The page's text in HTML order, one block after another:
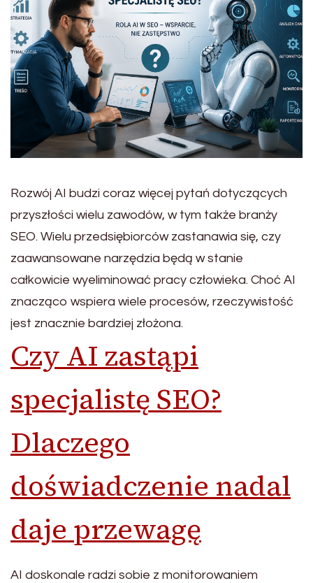
Rozwój AI budzi coraz więcej pytań dotyczących
przyszłości wielu zawodów, w tym także branży
SEO. Wielu przedsiębiorców zastanawia się, czy
zaawansowane narzędzia będą w stanie
całkowicie wyeliminować pracy człowieka. Choć AI
znacząco wspiera wiele procesów, rzeczywistość
jest znacznie bardziej złożona.
Czy AI zastąpi
specjalistę SEO?
Dlaczego
doświadczenie nadal
daje przewagę
AI doskonale radzi sobie z monitorowaniem